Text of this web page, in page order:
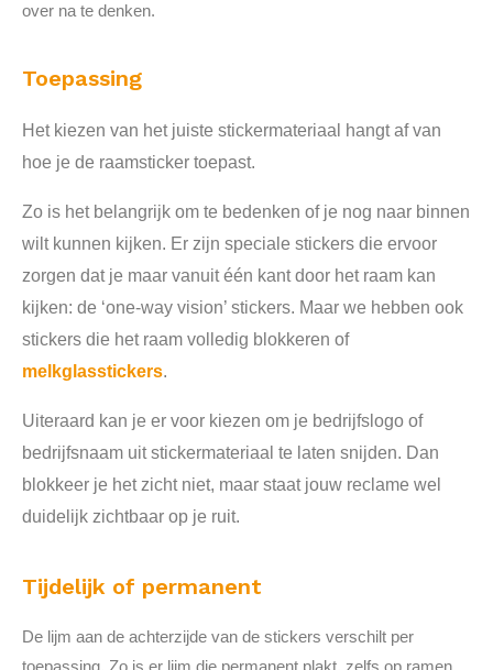
over na te denken.
Toepassing
Het kiezen van het juiste stickermateriaal hangt af van
hoe je de raamsticker toepast.
Zo is het belangrijk om te bedenken of je nog naar binnen
wilt kunnen kijken. Er zijn speciale stickers die ervoor
zorgen dat je maar vanuit één kant door het raam kan
kijken: de ‘one-way vision’ stickers. Maar we hebben ook
stickers die het raam volledig blokkeren of
melkglasstickers.
Uiteraard kan je er voor kiezen om je bedrijfslogo of
bedrijfsnaam uit stickermateriaal te laten snijden. Dan
blokkeer je het zicht niet, maar staat jouw reclame wel
duidelijk zichtbaar op je ruit.
Tijdelijk of permanent
De lijm aan de achterzijde van de stickers verschilt per